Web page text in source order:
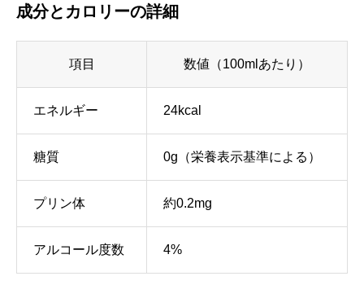
成分とカロリーの詳細
項目 数値（100mlあたり）
エネルギー 24kcal
糖質 0g（栄養表示基準による）
プリン体 約0.2mg
アルコール度数 4%